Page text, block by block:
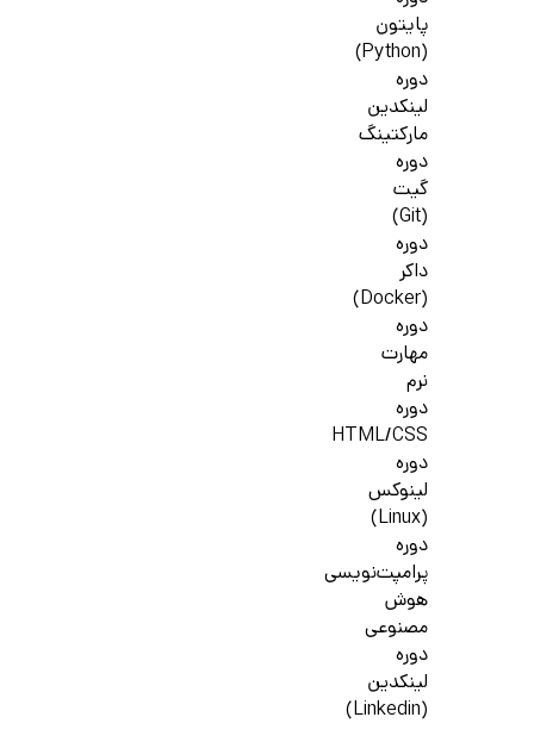
پایتون
(Python)
دوره
لینکدین
مارکتینگ
دوره
گیت
(Git)
دوره
داکر
(Docker)
دوره
مهارت
نرم
دوره
HTML/CSS
دوره
لینوکس
(Linux)
دوره
پرامپت‌نویسی
هوش
مصنوعی
دوره
لینکدین
(Linkedin)